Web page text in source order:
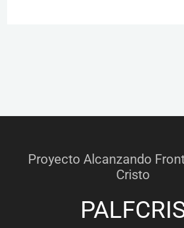
Proyecto Alcanzando
Cristo